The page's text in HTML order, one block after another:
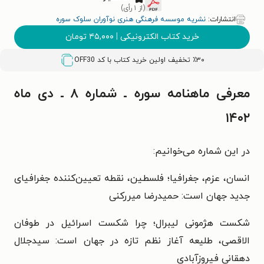
(از ۱ رأی)
انتشارات: نشریه موسسه فرهنگی هنری نوآوران سلوک سوره
خرید کتاب الکترونیکی | ۴۵,۰۰۰ تومان
٪۳۰ تخفیف اولین خرید کتاب با کد OFF30
معرفی ماهنامه سوره ـ شماره ۸ ـ دی ماه
۱۴۰۲
در این شماره می‌خوانیم:
انسان، عزم، جغرافیا؛ فلسطین، نقطه تعیین‌کننده جغرافیای
جدید جهان است: حمیدرضا میررکنی
شکست هژمونی لیبرال؛ چرا شکست اسرائيل در طوفان
الاقصی، طلیعه آغاز نظم تازه در جهان است: سیدجلال
دهقانی فیروزآبادی